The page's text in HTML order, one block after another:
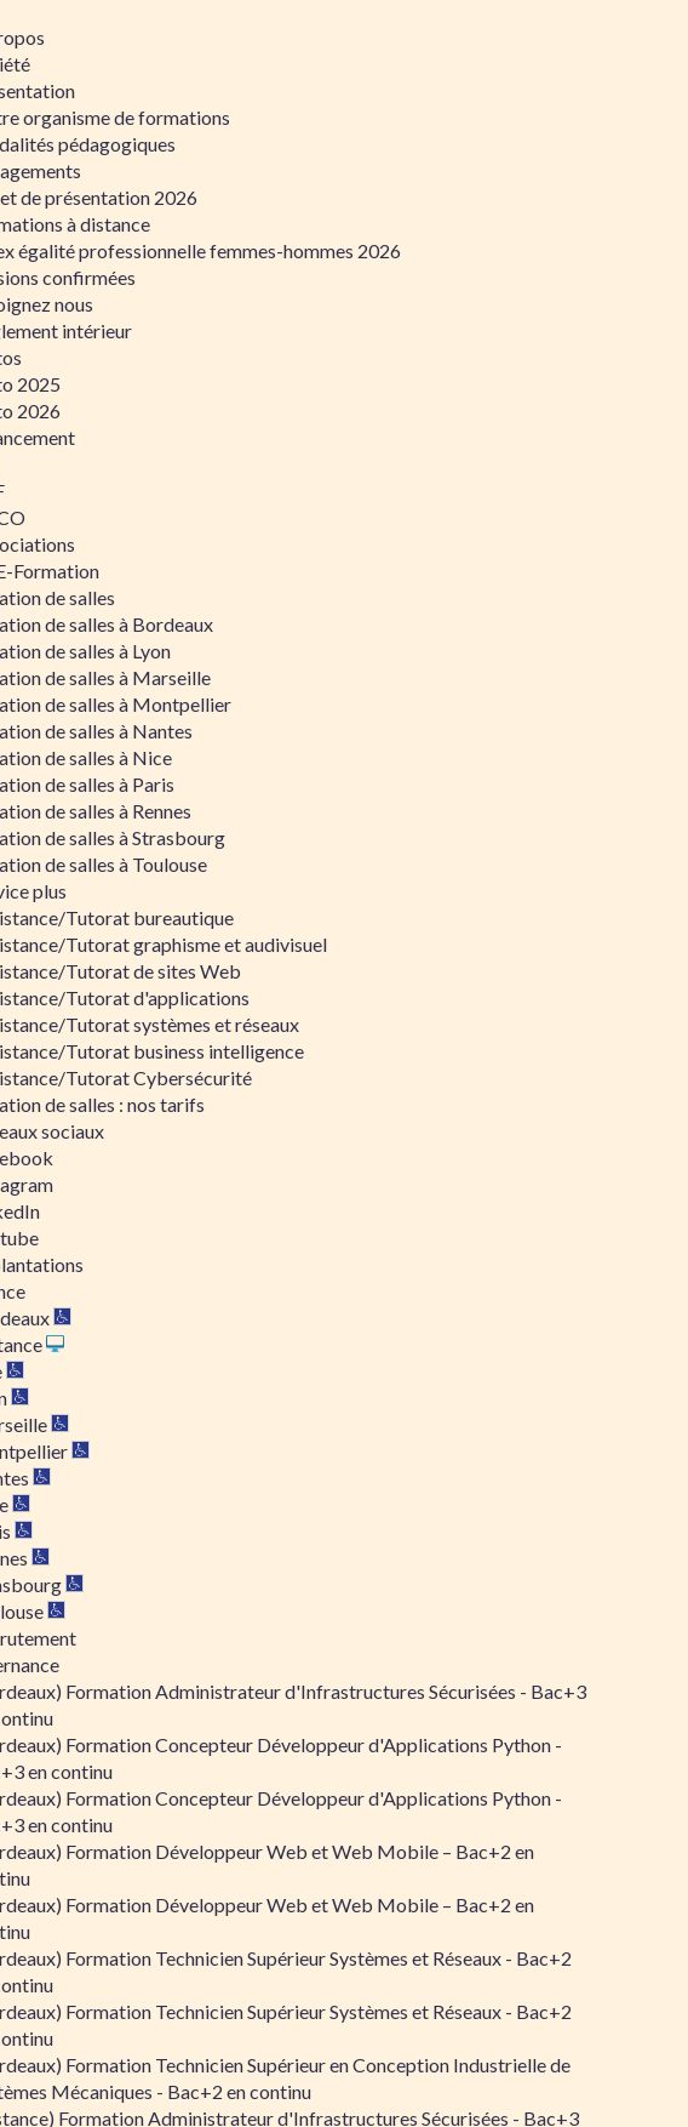
organisme de formations
pédagogiques
de présentation 2026
à distance
égalité professionnelle femmes-hommes 2026
confirmées
nous
intérieur
2025
2026
Formation
de salles
de salles à Bordeaux
de salles à Lyon
de salles à Marseille
de salles à Montpellier
de salles à Nantes
de salles à Nice
de salles à Paris
de salles à Rennes
de salles à Strasbourg
de salles à Toulouse
plus
Tutorat bureautique
Tutorat graphisme et audivisuel
Tutorat de sites Web
Tutorat d'applications
Tutorat systèmes et réseaux
Tutorat business intelligence
Tutorat Cybersécurité
de salles : nos tarifs
sociaux
Formation Administrateur d'Infrastructures Sécurisées - Bac+3
Formation Concepteur Développeur d'Applications Python -
en continu
Formation Concepteur Développeur d'Applications Python -
en continu
Formation Développeur Web et Web Mobile – Bac+2 en
Formation Développeur Web et Web Mobile – Bac+2 en
Formation Technicien Supérieur Systèmes et Réseaux - Bac+2
Formation Technicien Supérieur Systèmes et Réseaux - Bac+2
Formation Technicien Supérieur en Conception Industrielle de
Mécaniques - Bac+2 en continu
Formation Administrateur d'Infrastructures Sécurisées - Bac+3